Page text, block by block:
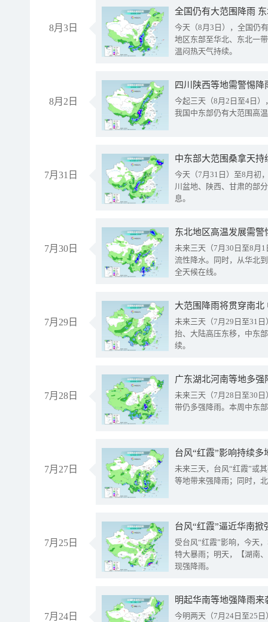
8月3日
全国仍有大范围降雨
今天（8月3日），全国仍
地区东部至华北、东北一
温闷热天气持续。
8月2日
今起三天（8月2日至4日
我国中东部仍有大范围高
7月31日
中东部大范围桑拿天
今天（7月31日）至8月初
川盆地、陕西、甘肃的部
息。
7月30日
东北地区高温发展需
未来三天（7月30日至8月
流性降水。同时，从华北
全天候在线。
7月29日
大范围降雨将贯穿南
未来三天（7月29日至31
抬、大陆高压东移，中东
续。
7月28日
广东湖北河南等地多
未来三天（7月28日至30
带仍多强降雨。本周中东
7月27日
台风“红霞”影响持续
未来三天，台风“红霞”或
等地带来强降雨；同时，
7月25日
台风“红霞”逼近华南
受台风“红霞”影响，今天
特大暴雨；明天，【湖南
现强降雨。
7月24日
明起华南等地强降雨
今明两天（7月24日至25